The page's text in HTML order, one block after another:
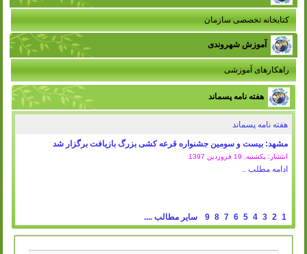
کتابخانه تخصصی سازمان
آموزش شهروندی
راهکارهای آموزشی
هفته نامه پسماند
هفته نامه پسماند
مشهد: بیست و سومین جشنواره قرعه کشی بزرگ بازیافت برگزار شد
انتشار: یکشنبه, 19 فروردين 1397
ادامه مطلب ..
1
2
3
4
5
6
7
8
9 سایر مطالب ....